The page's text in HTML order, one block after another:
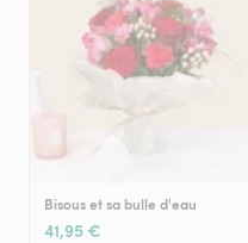
Bisous et sa bulle d'eau
41,95 €